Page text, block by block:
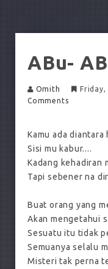
ABu-
Omith Friday,
Comments
Kamu ada
Sisi mu kabur....
Kadang kehadiran
Tapi sebener na
Buat orang yang
Akan mengetahui
Sesuatu itu tidak
Semuanya selalu
Misteri tak perna